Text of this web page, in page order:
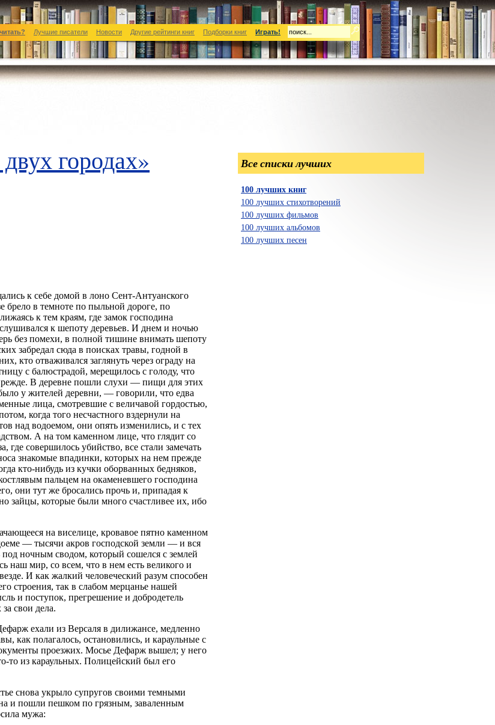
Лучшие писатели Новости Другие рейтинги книг Подборки книг Играть!
городах»
к себе домой в лоно Сент-Антуанского
брело в темноте по пыльной дороге, по
к тем краям, где замок господина
к шепоту деревьев. И днем и ночью
без помехи, в полной тишине внимать шепоту
забредал сюда в поисках травы, годной в
кто отваживался заглянуть через ограду на
с балюстрадой, мерещилось с голоду, что
В деревне пошли слухи — пищи для этих
у жителей деревни, — говорили, что едва
лица, смотревшие с величавой гордостью,
когда того несчастного вздернули на
над водоемом, они опять изменились, и с тех
А на том каменном лице, что глядит со
совершилось убийство, все стали замечать
знакомые впадинки, которых на нем прежде
кто-нибудь из кучки оборванных бедняков,
пальцем на окаменевшего господина
они тут же бросались прочь и, припадая к
зайцы, которые были много счастливее их, ибо
на виселице, кровавое пятно каменном
— тысячи акров господской земли — и вся
ночным сводом, который сошелся с землей
наш мир, со всем, что в нем есть великого и
И как жалкий человеческий разум способен
строения, так в слабом мерцанье нашей
и поступок, прегрешение и добродетель
свои дела.
ехали из Версаля в дилижансе, медленно
как полагалось, остановились, и караульные с
проезжих. Мосье Дефарж вышел; у него
то из караульных. Полицейский был его
снова укрыло супругов своими темными
и пошли пешком по грязным, заваленным
мужа:
Все списки лучших
100 лучших книг
100 лучших стихотворений
100 лучших фильмов
100 лучших альбомов
100 лучших песен